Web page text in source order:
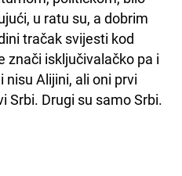
u ratu su, a dobrim
tračak svijesti kod
znači isključivalačko pa i
nisu Alijini, ali oni prvi
Srbi. Drugi su samo Srbi.